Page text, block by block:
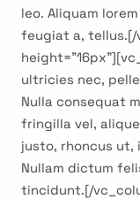
leo. Aliquam
feugiat a,
ultricies nec,
Nulla consequat
fringilla vel,
justo, rhoncus ut,
Nullam dictum
tincidunt.[/